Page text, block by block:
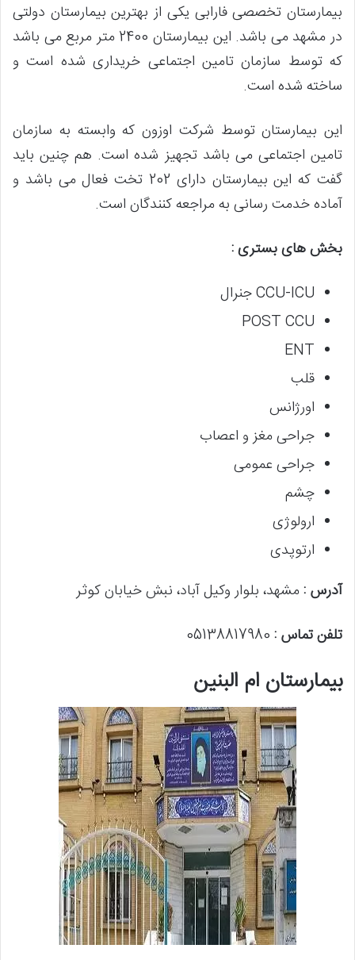
بیمارستان تخصصی فارابی یکی از بهترین بیمارستان دولتی
در مشهد می باشد. این بیمارستان 2400 متر مربع می باشد
که توسط سازمان تامین اجتماعی خریداری شده است و
ساخته شده است.
این بیمارستان توسط شرکت اوزون که وابسته به سازمان
تامین اجتماعی می باشد تجهیز شده است. هم چنین باید
گفت که این بیمارستان دارای 202 تخت فعال می باشد و
آماده خدمت رسانی به مراجعه کنندگان است.
بخش های بستری :
CCU-ICU جنرال
POST CCU
ENT
قلب
اورژانس
جراحی مغز و اعصاب
جراحی عمومی
چشم
ارولوژی
ارتوپدی
آدرس :مشهد، بلوار وکیل آباد، نبش خیابان کوثر
تلفن تماس :
بیمارستان ام البنین